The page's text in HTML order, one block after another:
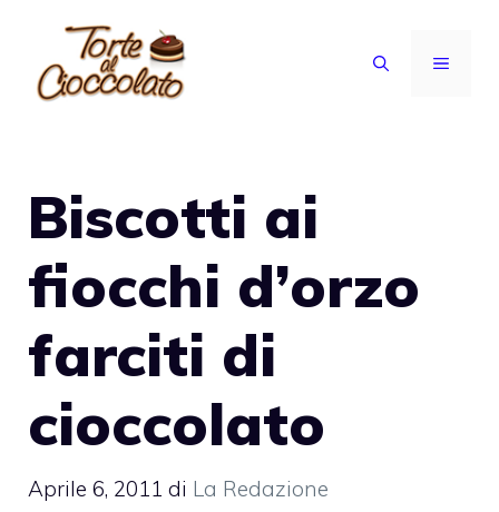
contenuto
MENU
Biscotti ai
fiocchi d’orzo
farciti di
cioccolato
Aprile 6, 2011 di La Redazione